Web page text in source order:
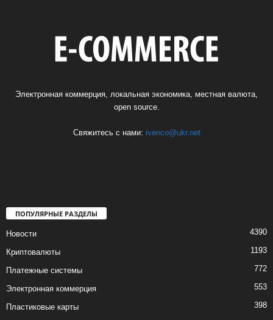
Электронная коммерция, локальная экономика, местная валюта,
open source.
Свяжитесь с нами: ivenco@ukr.net
ПОПУЛЯРНЫЕ РАЗДЕЛЫ
Новости 4390
Криптовалюты 1193
Платежные системы 772
Электронная коммерция 553
Пластиковые карты
398